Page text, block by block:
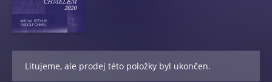
Litujeme, ale prodej této položky byl ukončen.